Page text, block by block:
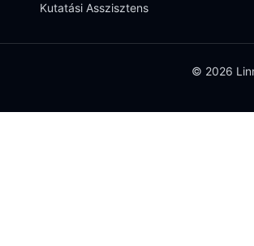
Kutatási Asszisztens
© 2026